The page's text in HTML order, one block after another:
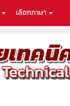
เลือกภาษา